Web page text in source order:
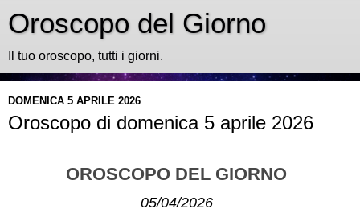
Oroscopo del Giorno
Il tuo oroscopo, tutti i giorni.
DOMENICA 5 APRILE 2026
Oroscopo di domenica 5 aprile 2026
OROSCOPO DEL GIORNO
05/04/2026